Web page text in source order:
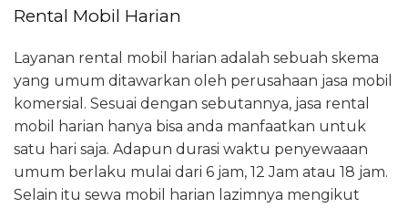
Rental Mobil Harian
Layanan rental mobil harian adalah sebuah skema
yang umum ditawarkan oleh perusahaan jasa mobil
komersial. Sesuai dengan sebutannya, jasa rental
mobil harian hanya bisa anda manfaatkan untuk
satu hari saja. Adapun durasi waktu penyewaaan
umum berlaku mulai dari 6 jam, 12 Jam atau 18 jam.
Selain itu sewa mobil harian lazimnya mengikut